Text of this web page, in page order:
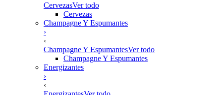
CervezasVer todo
Cervezas
Champagne Y Espumantes
›
‹
Champagne Y EspumantesVer todo
Champagne Y Espumantes
Energizantes
›
‹